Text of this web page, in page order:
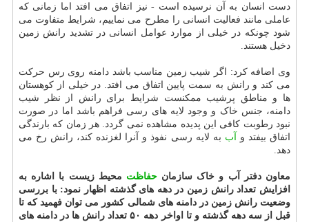
دست انسان به آن نرسیده است - نیز اتفاق می افتد اما زمانی که
عاملی مانند فعالیت انسانی را مطرح می نماییم، شرایط متفاوت می
شود چونکه در خیلی از موارد عوامل انسانی در تشدید رانش زمین
دخیل هستند.
وی اضافه کرد: اگر شیب زمین مناسب باشد دامنه روی رس حرکت
می کند و رانش به سمت پایین اتفاق می افتد. در خیلی از کوهستان
ها و مناطق پرشیب ممکنست شرایط برای رانش از نظر شیب
دامنه، جنس خاک و وجود لایه های رسی فراهم باشد اما در صورت
نبود رطوبت کافی این پدیده مشاهده نمی گردد. هر زمان که بارندگی
اتفاق بیفتد و آب به لایه رسی نفوذ و آنرا لغزنده کند، رانش رخ می
دهد.
معاون دفتر آب و خاک سازمانحفاظت محیط زیست با اشاره به
افزایش تعداد رانش زمین در دهه های گذشته اظهار نمود: با بررسی
وضعیت رانش زمین در دامنه های شمالی کشور می توان فهمید که تا
قبل از سه دهه گذشته و تا اواخر دهه ۵۰ تعداد رانش ها در دامنه های